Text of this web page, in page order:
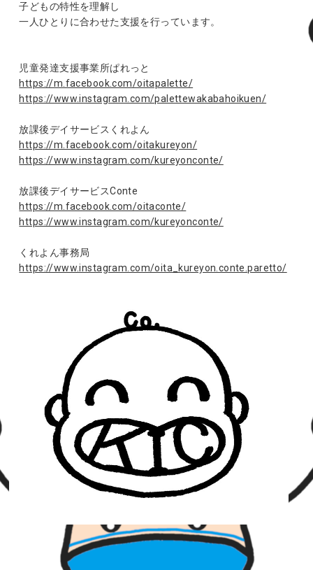
子どもの特性を理解し
一人ひとりに合わせた支援を行っています。
児童発達支援事業所ぱれっと
https://m.facebook.com/oitapalette/
https://www.instagram.com/palettewakabahoikuen/
放課後デイサービスくれよん
https://m.facebook.com/oitakureyon/
https://www.instagram.com/kureyonconte/
放課後デイサービスConte
https://m.facebook.com/oitaconte/
https://www.instagram.com/kureyonconte/
くれよん事務局
https://www.instagram.com/oita_kureyon.conte.paretto/